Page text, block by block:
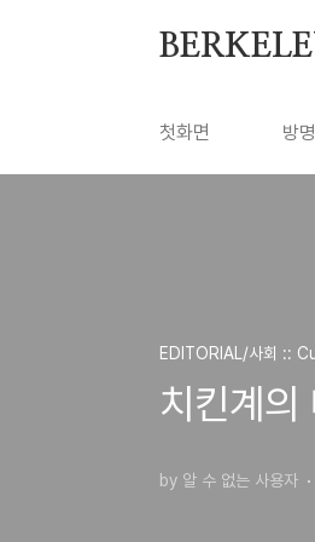
첫화면 방
EDITORIAL/사회 ::
치킨계
by 알 수 없는 사용자